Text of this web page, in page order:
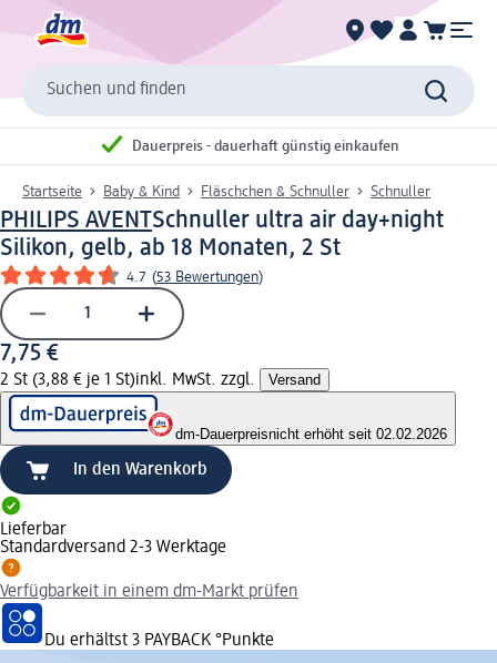
Suchen und finden
Dauerpreis - dauerhaft günstig einkaufen
Startseite Baby & Kind Fläschchen & Schnuller Schnuller
PHILIPS AVENTSchnuller ultra air day+night
Silikon, gelb, ab 18 Monaten, 2 St
4.7 (53 Bewertungen)
7,75 €
2 St (3,88 € je 1 St)inkl. MwSt. zzgl. Versand
dm-Dauerpreisnicht erhöht seit 02.02.2026
In den Warenkorb
Lieferbar
Standardversand 2-3 Werktage
Verfügbarkeit in einem dm-Markt prüfen
Du erhältst 3 PAYBACK °Punkte